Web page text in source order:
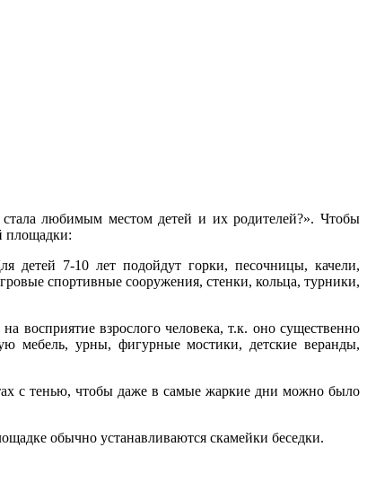
стала любимым местом детей и их родителей?». Чтобы
площадки:
детей 7-10 лет подойдут горки, песочницы, качели,
спортивные сооружения, стенки, кольца, турники,
восприятие взрослого человека, т.к. оно существенно
мебель, урны, фигурные мостики, детские веранды,
с тенью, чтобы даже в самые жаркие дни можно было
обычно устанавливаются скамейки беседки.